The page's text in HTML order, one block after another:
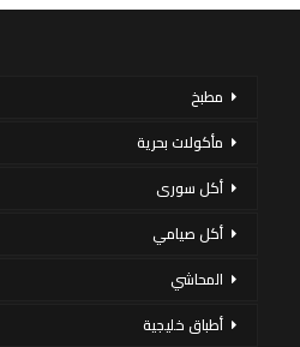
مطبخ
مأكولات بحرية
أكل سورى
أكل صيامي
المحاشي
أطباق خليجية